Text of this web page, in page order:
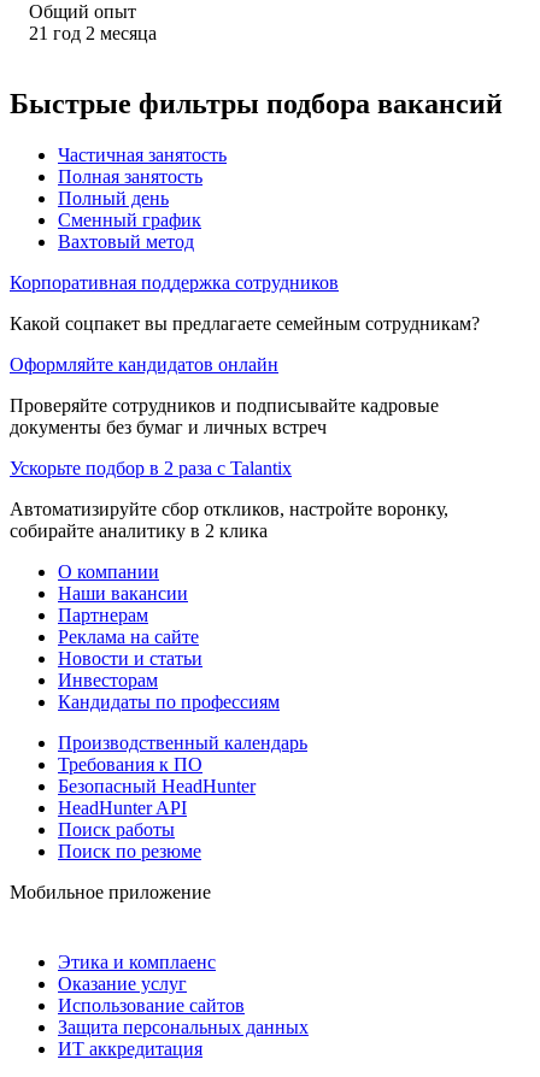
Общий опыт
21 год 2 месяца
Быстрые фильтры подбора вакансий
Частичная занятость
Полная занятость
Полный день
Сменный график
Вахтовый метод
Корпоративная поддержка сотрудников
Какой соцпакет вы предлагаете семейным сотрудникам?
Оформляйте кандидатов онлайн
Проверяйте сотрудников и подписывайте кадровые
документы без бумаг и личных встреч
Ускорьте подбор в 2 раза с Talantix
Автоматизируйте сбор откликов, настройте воронку,
собирайте аналитику в 2 клика
О компании
Наши вакансии
Партнерам
Реклама на сайте
Новости и статьи
Инвесторам
Кандидаты по профессиям
Производственный календарь
Требования к ПО
Безопасный HeadHunter
HeadHunter API
Поиск работы
Поиск по резюме
Мобильное приложение
Этика и комплаенс
Оказание услуг
Использование сайтов
Защита персональных данных
ИТ аккредитация